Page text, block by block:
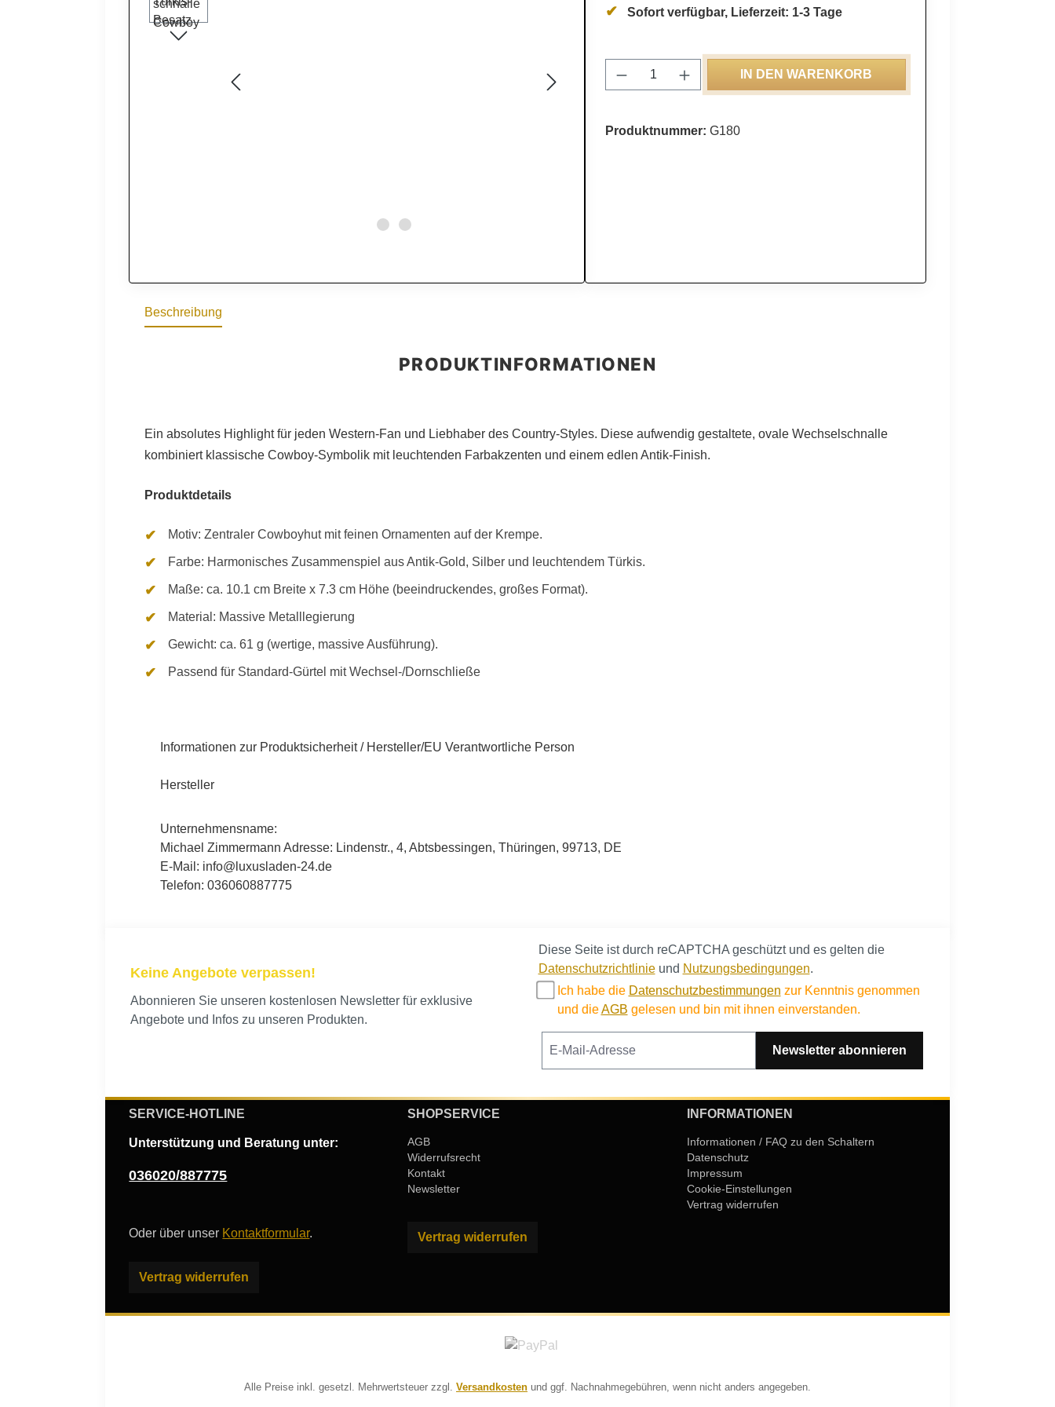
Sofort verfügbar, Lieferzeit: 1-3 Tage
Produkt Anzahl: Gib den gewünschten Wert ein
IN DEN WARENKORB
Produktnummer: G180
Beschreibung
Ein absolutes Highlight für jeden Western-Fan und Liebhaber des Country-Styles. Diese aufwendig gestaltete, ovale Wechselschnalle
kombiniert klassische Cowboy-Symbolik mit leuchtenden Farbakzenten und einem edlen Antik-Finish.
Produktdetails
Motiv: Zentraler Cowboyhut mit feinen Ornamenten auf der Krempe.
Farbe: Harmonisches Zusammenspiel aus Antik-Gold, Silber und leuchtendem Türkis.
Maße: ca. 10.1 cm Breite x 7.3 cm Höhe (beeindruckendes, großes Format).
Material: Massive Metalllegierung
Gewicht: ca. 61 g (wertige, massive Ausführung).
Passend für Standard-Gürtel mit Wechsel-/Dornschließe
Informationen zur Produktsicherheit / Hersteller/EU Verantwortliche Person
Hersteller
Unternehmensname:
Michael Zimmermann Adresse: Lindenstr., 4, Abtsbessingen, Thüringen, 99713, DE
E-Mail: info@luxusladen-24.de
Telefon: 036060887775
Keine Angebote verpassen!
Abonnieren Sie unseren kostenlosen Newsletter für exklusive
Angebote und Infos zu unseren Produkten.
Diese Seite ist durch reCAPTCHA geschützt und es gelten die
Datenschutzrichtlinieund Nutzungsbedingungen.
Ich habe die Datenschutzbestimmungen zur Kenntnis genommen
und dieAGB gelesen und bin mit ihnen einverstanden.
Newsletter abonnieren
SERVICE-HOTLINE
Unterstützung und Beratung unter:
036020/887775
Oder über unser Kontaktformular.
Vertrag widerrufen
SHOPSERVICE
AGB
Widerrufsrecht
Kontakt
Newsletter
Vertrag widerrufen
INFORMATIONEN
Informationen / FAQ zu den Schaltern
Datenschutz
Impressum
Cookie-Einstellungen
Vertrag widerrufen
Alle Preise inkl. gesetzl. Mehrwertsteuer zzgl. Versandkosten und ggf. Nachnahmegebühren, wenn nicht anders angegeben.